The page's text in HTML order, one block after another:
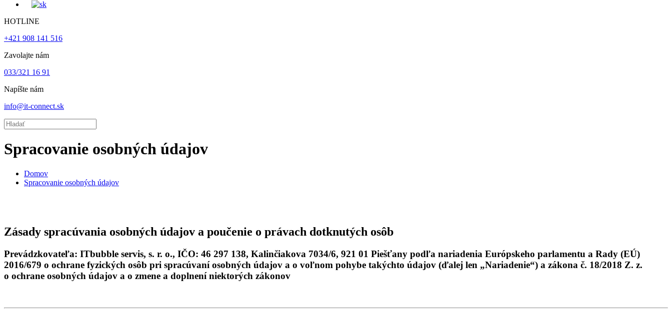
HOTLINE
+421 908 141 516
Zavolajte nám
033/321 16 91
Napíšte nám
info@it-connect.sk
Spracovanie osobných údajov
Domov
Spracovanie osobných údajov
Zásady spracúvania osobných údajov a poučenie o právach dotknutých osôb
Prevádzkovateľa: ITbubble servis, s. r. o., IČO: 46 297 138, Kalinčiakova 7034/6, 921 01 Piešťany podľa nariadenia Európskeho parlamentu a Rady (EÚ)
2016/679 o ochrane fyzických osôb pri spracúvaní osobných údajov a o voľnom pohybe takýchto údajov (ďalej len „Nariadenie“) a zákona č. 18/2018 Z. z.
o ochrane osobných údajov a o zmene a doplnení niektorých zákonov